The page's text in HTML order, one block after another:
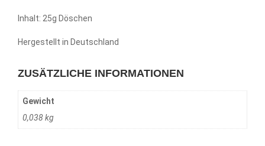
Inhalt: 25g Döschen
Hergestellt in Deutschland
ZUSÄTZLICHE INFORMATIONEN
Gewicht
0,038 kg